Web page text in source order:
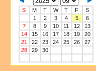
S M T W T F
S
1
2 3 4 5
6
7
8 9 10 11 12
13
14
15 16 17 18 19
20
21
22 23 24 25 26
27
28
29 30